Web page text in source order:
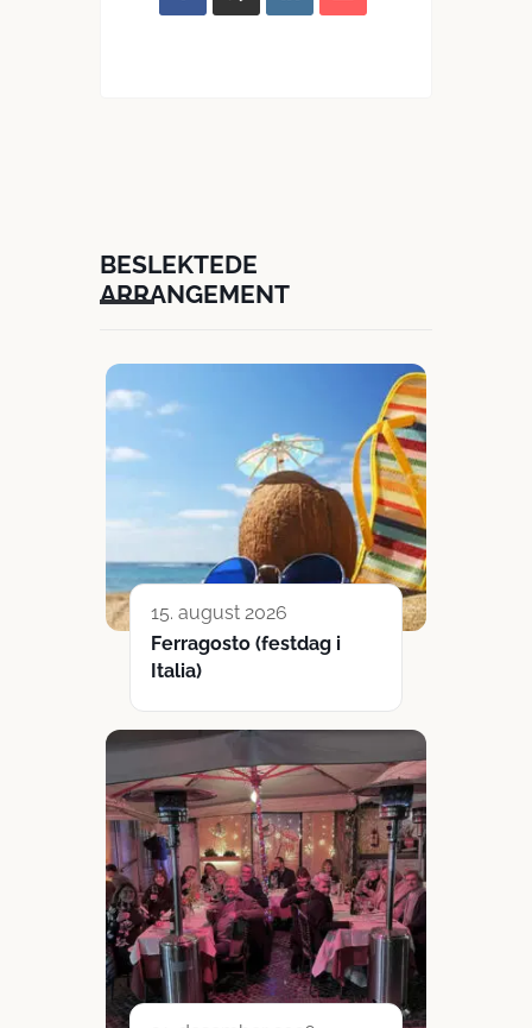
BESLEKTEDE
ARRANGEMENT
15. august 2026
Ferragosto (festdag i
Italia)